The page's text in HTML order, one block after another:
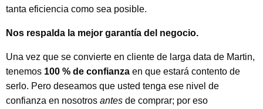
tanta eficiencia como sea posible.
Nos respalda la mejor garantía del negocio.
Una vez que se convierte en cliente de larga data de Martin,
tenemos 100 % de confianza en que estará contento de
serlo. Pero deseamos que usted tenga ese nivel de
confianza en nosotros antes de comprar; por eso